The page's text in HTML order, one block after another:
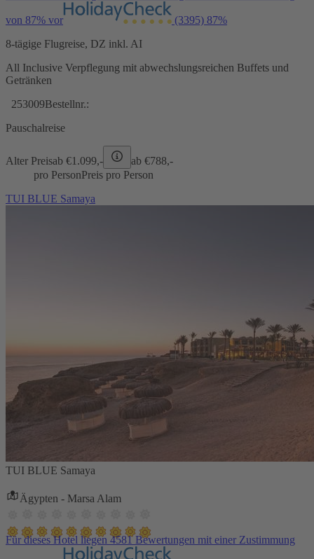
von 87% vor (3395) 87%
8-tägige Flugreise, DZ inkl. AI
All Inclusive Verpflegung mit abwechslungsreichen Buffets und
Getränken
253009Bestellnr.:
Pauschalreise
Alter Preisab €1.099,- ab €788,-
pro PersonPreis pro Person
TUI BLUE Samaya
TUI BLUE Samaya
Ägypten - Marsa Alam
Für dieses Hotel liegen 4581 Bewertungen mit einer Zustimmung